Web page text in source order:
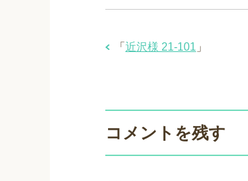
「 近沢様 21-101 」
コメントを残す